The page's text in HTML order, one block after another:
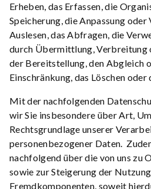
Erheben, das Erfassen, die
Speicherung, die Anpassung oder
Auslesen, das Abfragen, die
durch Übermittlung, Verbreitung
der Bereitstellung, den Abgleich
Einschränkung, das Löschen
Mit der nachfolgenden
wir Sie insbesondere über Art,
Rechtsgrundlage unserer
personenbezogener Daten.
nachfolgend über die von uns zu
sowie zur Steigerung der
Fremdkomponenten, soweit